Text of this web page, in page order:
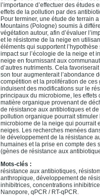
l’importance d’effectuer des études
effets de la pollution par des
Pour terminer, une étude de terrain
Mountains (Pologne) soumis à
végétation autour, afin d’évaluer
et le résistome de la neige en
éléments qui supportent
impact sur l’écologie de la neige et
neige en fournissant aux
d’autres nutriments. Cela
son tour augmenterait l’abondance
compétition et la prolifération de
induisent des modifications sur le
principaux du microbiome, les
matière organique provenant de
de résistance aux antibiotiques et
pollution organique pourrait
microbiome de la neige qui pourrait
neiges. Les recherches menées
le développement de la résistance
humaines et la prise en compte
(gènes de résistance aux
Mots-clés :
résistance aux antibiotiques,
anthropique, développement de
inhibitrices, concentrations
Nanopore, qPCR / RT-qPCR.